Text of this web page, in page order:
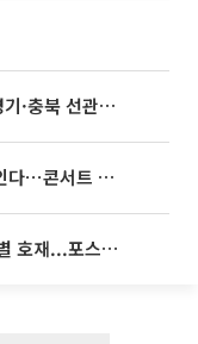
등 추가 압수수색
빅뱅, 20주년 기념 '새 뱅봉' 선보인다⋯콘서트 앞두고 팝업 개최
[증시키워드] 반도체 충격 뚫은 개별 호재...포스코퓨처엠·에코프로·한화솔루션 '눈길'